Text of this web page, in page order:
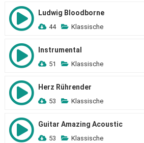
Ludwig Bloodborne
44 Klassische
Instrumental
51 Klassische
Herz Rührender
53 Klassische
Guitar Amazing Acoustic
53 Klassische